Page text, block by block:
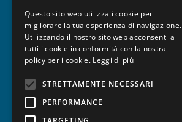
UNISCITI A FESPA
PRIVACY
Questo sito web utilizza i cookie per
migliorare la tua esperienza di navigazione.
Utilizzando il nostro sito web acconsenti a
tutti i cookie in conformità con la nostra
policy per i cookie. Leggi di più
STRETTAMENTE NECESSARI
PERFORMANCE